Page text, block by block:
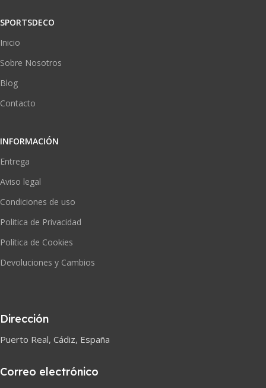
SPORTSDECO
Inicio
Sobre Nosotros
Blog
Contacto
INFORMACIÓN
Entrega
Aviso legal
Condiciones de uso
Politica de Privacidad
Política de Cookies
Devoluciones y Cambios
Dirección
Puerto Real, Cádiz, España
Correo electrónico